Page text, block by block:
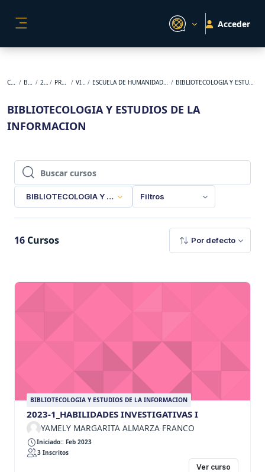
Acceder
Cursos BACKUP 2023-1 PREGRADO VIRTUAL ESCUELA DE HUMANIDADES Y ESTUDIOS SOCIALES BIBLIOTECOLOGIA Y ESTUDIOS DE LA INFORMACION
BIBLIOTECOLOGIA Y ESTUDIOS DE LA
INFORMACION
Buscar cursos
Buscar cursos
BIBLIOTECOLOGIA Y ESTUDIOS DE LA INFORMACION
Filtros
16 Cursos Por defecto
BIBLIOTECOLOGIA Y ESTUDIOS DE LA INFORMACION
2023-1_HABILIDADES INVESTIGATIVAS I
YAMELY MARGARITA ALMARZA FRANCO
Iniciado:: Feb 2023
3 Inscritos
Ver curso